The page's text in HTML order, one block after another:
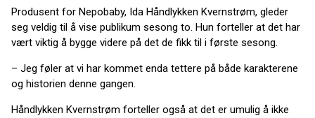
Produsent for Nepobaby, Ida Håndlykken Kvernstrøm, gleder
seg veldig til å vise publikum sesong to. Hun forteller at det har
vært viktig å bygge videre på det de fikk til i første sesong.
– Jeg føler at vi har kommet enda tettere på både karakterene
og historien denne gangen.
Håndlykken Kvernstrøm forteller også at det er umulig å ikke